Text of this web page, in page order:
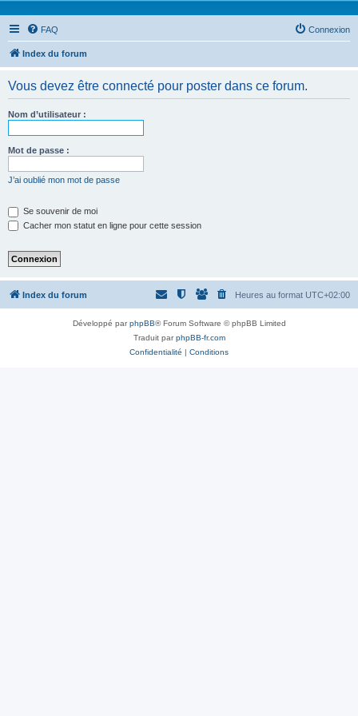
FAQ Connexion
Index du forum
Vous devez être connecté pour poster dans ce forum.
Nom d’utilisateur :
Mot de passe :
J’ai oublié mon mot de passe
Se souvenir de moi
Cacher mon statut en ligne pour cette session
Index du forum Heures au format UTC+02:00
Développé parphpBB® Forum Software © phpBB Limited
Traduit parphpBB-fr.com
Confidentialité | Conditions